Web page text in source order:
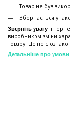
Товар не був
Зберiгається
Зверніть увагу
виробником зміни
товару. Це не є
Детальніше про